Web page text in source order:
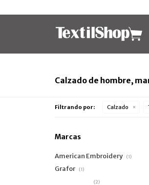
Calzado de hombre,
Filtrando por: Calzado
Marcas
American Embroidery (1)
Grafor (1)
(2)